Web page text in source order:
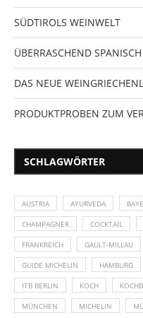
SÜDTIROLS WEINWELT
ÜBERRASCHEND SPANISCH
DAS NEUE
PRODUKTPROBEN ZUM
SCHLAGWÖRTER
AUSTRIA AYURVEDA
CHAMPAGNER COCKTAIL
FRANKREICH GAULT-MILLAU
GUIDE MICHELIN HAMBURG
ITB BERLIN KOCH
MÜNCHEN MICHELIN